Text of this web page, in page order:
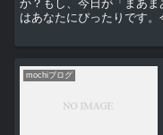
か？もし、今日が「まあ
はあなたにぴったりです。
mochiブログ